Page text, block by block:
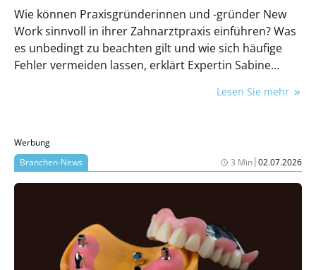
Wie können Praxisgründerinnen und -gründer New
Work sinnvoll in ihrer Zahnarztpraxis einführen? Was
es unbedingt zu beachten gilt und wie sich häufige
Fehler vermeiden lassen, erklärt Expertin Sabine
Lesen Sie mehr
Werbung
Branchen-News
3 Min|02.07.2026